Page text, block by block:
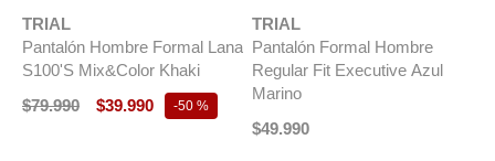
TRIAL
Pantalón Hombre Formal Lana
S100'S Mix&Color Khaki
$79.990 $39.990 -50 %
TRIAL
Pantalón Formal Hombre
Regular Fit Executive Azul
Marino
$49.990